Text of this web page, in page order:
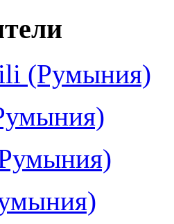
(Румыния)